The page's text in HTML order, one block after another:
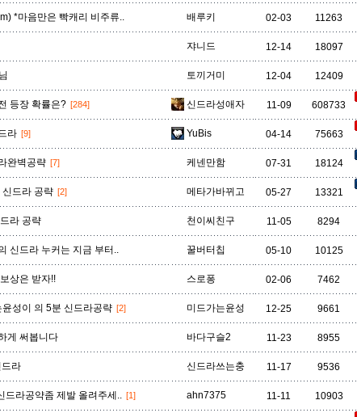
카밀 카서스 카시오페아
칼리스타 케넨 케인 케일 코그모 코르키
키아나 탈론 탈리야 탐 켄치 트런들
*마음만은 빡캐리 비주류.. 배루키 02-03 11263
쟈니드 12-14 18097
토끼거미 12-04 12409
등장 확률은? [284] 신드라성애자 11-09 608733
라 [9] YuBis 04-14 75663
완벽공략 [7] 케넨만함 07-31 18124
신드라 공략 [2] 메타가바뀌고 05-27 13321
라 공략 천이씨친구 11-05 8294
신드라 누커는 지금 부터.. 꿀버터칩 05-10 10125
상은 받자!! 스로퐁 02-06 7462
성이 의 5분 신드라공략 [2] 미드가는윤성 12-25 9661
게 써봅니다 바다구슬2 11-23 8955
라 신드라쓰는충 11-17 9536
드라공약좀 제발 올려주세.. [1] ahn7375 11-11 10903